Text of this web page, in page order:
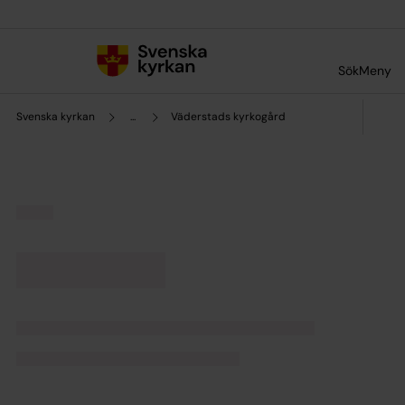
SökMeny
Svenska kyrkan ... Väderstads kyrkogård